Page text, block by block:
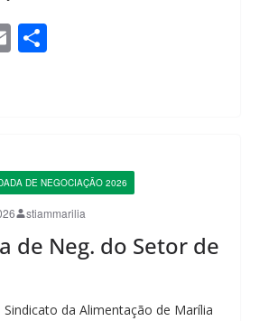
E
m
DE NEGOCIAÇÃO 2026
stiammarilia
de Neg. do Setor de
da Alimentação de Marília